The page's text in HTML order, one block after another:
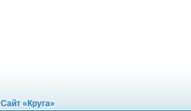
Сайт «Круга»